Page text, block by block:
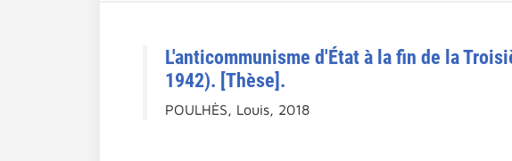
L'anticommunisme d'État à la fin de la
1942). [Thèse].
POULHÈS, Louis, 2018